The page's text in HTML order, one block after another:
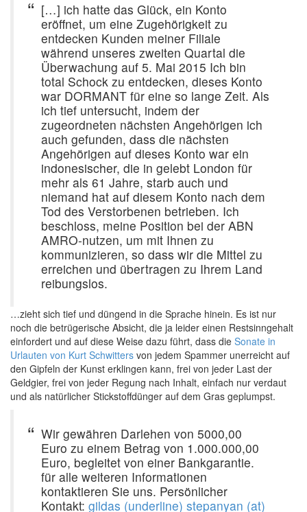
[…] ich hatte das Glück, ein Konto
eröffnet, um eine Zugehörigkeit zu
entdecken Kunden meiner Filiale
während unseres zweiten Quartal die
Überwachung auf 5. Mai 2015 Ich bin
total Schock zu entdecken, dieses Konto
war DORMANT für eine so lange Zeit. Als
ich tief untersucht, indem der
zugeordneten nächsten Angehörigen ich
auch gefunden, dass die nächsten
Angehörigen auf dieses Konto war ein
indonesischer, die in gelebt London für
mehr als 61 Jahre, starb auch und
niemand hat auf diesem Konto nach dem
Tod des Verstorbenen betrieben. Ich
beschloss, meine Position bei der ABN
AMRO-nutzen, um mit Ihnen zu
kommunizieren, so dass wir die Mittel zu
erreichen und übertragen zu Ihrem Land
reibungslos.
…zieht sich tief und düngend in die Sprache hinein. Es ist nur
noch die betrügerische Absicht, die ja leider einen Restsinngehalt
einfordert und auf diese Weise dazu führt, dass die Sonate in
Urlauten von Kurt Schwitters von jedem Spammer unerreicht auf
den Gipfeln der Kunst erklingen kann, frei von jeder Last der
Geldgier, frei von jeder Regung nach Inhalt, einfach nur verdaut
und als natürlicher Stickstoffdünger auf dem Gras geplumpst.
Wir gewähren Darlehen von 5000,00
Euro zu einem Betrag von 1.000.000,00
Euro, begleitet von einer Bankgarantie.
für alle weiteren Informationen
kontaktieren Sie uns. Persönlicher
Kontakt: gildas (underline) stepanyan (at)